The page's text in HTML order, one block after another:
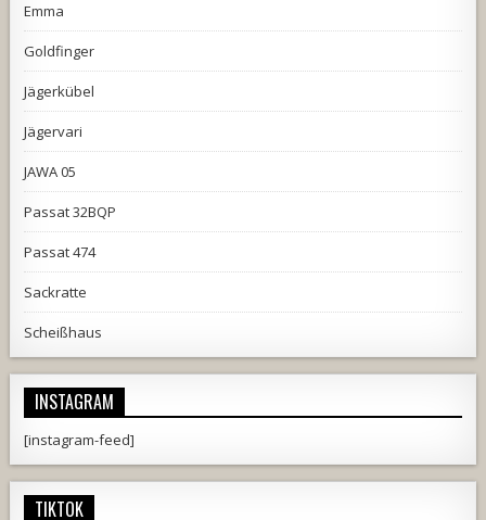
Emma
Goldfinger
Jägerkübel
Jägervari
JAWA 05
Passat 32BQP
Passat 474
Sackratte
Scheißhaus
INSTAGRAM
[instagram-feed]
TIKTOK